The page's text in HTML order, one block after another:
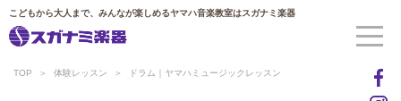
こどもから大人まで、みんなが楽しめるヤマハ音楽教室はスガナミ楽器
TOP 体験レッスン ドラム｜ヤマハミュージックレッスン